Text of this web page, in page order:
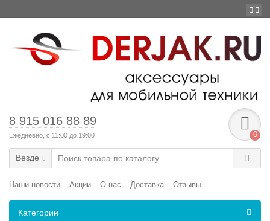
8 915 016 88 89
Ежедневно, с 11:00 до 19:00 0
Везде
Наши новости Акции О нас Доставка Отзывы
Категории